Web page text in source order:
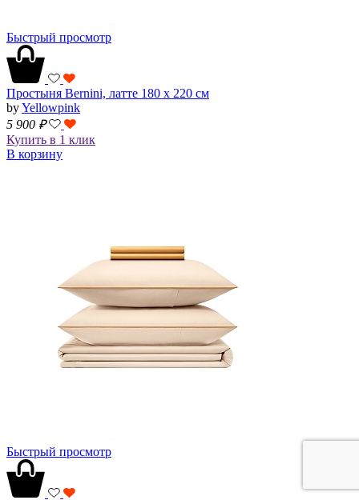
Быстрый просмотр
Простыня Bernini, латте 180 х 220 см
byYellowpink
5 900 ₽
Купить в 1 клик
В корзину
Быстрый просмотр